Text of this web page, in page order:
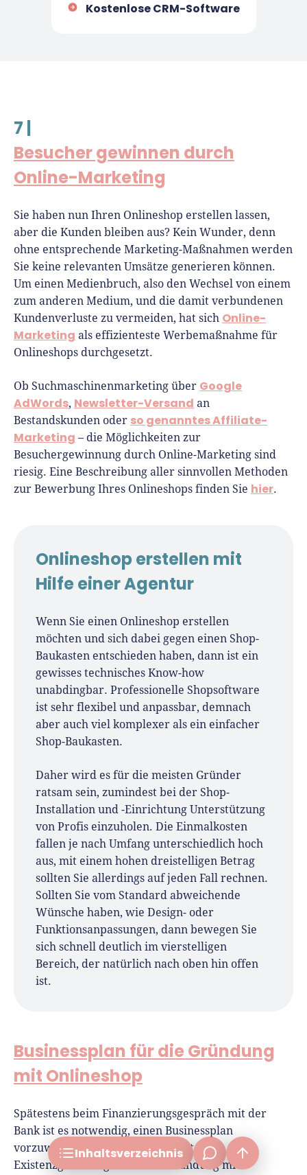
Kostenlose CRM-Software
7 |
Besucher gewinnen durch
Online-Marketing
Sie haben nun Ihren Onlineshop erstellen lassen,
aber die Kunden bleiben aus? Kein Wunder, denn
ohne entsprechende Marketing-Maßnahmen werden
Sie keine relevanten Umsätze generieren können.
Um einen Medienbruch, also den Wechsel von einem
zum anderen Medium, und die damit verbundenen
Kundenverluste zu vermeiden, hat sich Online-
Marketing als effizienteste Werbemaßnahme für
Onlineshops durchgesetzt.
Ob Suchmaschinenmarketing über Google
AdWords, Newsletter-Versand an
Bestandskunden oder so genanntes Affiliate-
Marketing – die Möglichkeiten zur
Besuchergewinnung durch Online-Marketing sind
riesig. Eine Beschreibung aller sinnvollen Methoden
zur Bewerbung Ihres Onlineshops finden Sie hier.
Onlineshop erstellen mit
Hilfe einer Agentur
Wenn Sie einen Onlineshop erstellen
möchten und sich dabei gegen einen Shop-
Baukasten entschieden haben, dann ist ein
gewisses technisches Know-how
unabdingbar. Professionelle Shopsoftware
ist sehr flexibel und anpassbar, demnach
aber auch viel komplexer als ein einfacher
Shop-Baukasten.
Daher wird es für die meisten Gründer
ratsam sein, zumindest bei der Shop-
Installation und -Einrichtung Unterstützung
von Profis einzuholen. Die Einmalkosten
fallen je nach Umfang unterschiedlich hoch
aus, mit einem hohen dreistelligen Betrag
sollten Sie allerdings auf jeden Fall rechnen.
Sollten Sie vom Standard abweichende
Wünsche haben, wie Design- oder
Funktionsanpassungen, dann bewegen Sie
sich schnell deutlich im vierstelligen
Bereich, der natürlich nach oben hin offen
ist.
Businessplan für die Gründung
mit Onlineshop
Spätestens beim Finanzierungsgespräch mit der
Bank ist es notwendig, einen Businessplan
vorzuweisen. Dies gilt für jede Art der
Existenzgründung - auch bei Gründung mit
Onlineshop erstellen mit einem Shop-Baukasten
Nachteile der Shop-Baukästen
Anmeldung bei Zahlungsanbietern
Onlineshop installieren und einrichten
Inhalts­verzeichnis